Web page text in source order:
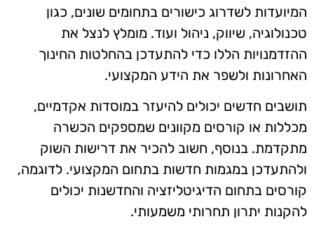
המיועדות לשדרוג כישורים בתחומים שונים, כגון
טכנולוגיה, שיווק, ניהול ועוד. מומלץ לנצל את
ההזדמנויות הללו כדי להתעדכן בהחלטות החינוך
האחרונות ולשפר את הידע המקצועי.
תושבים חדשים יכולים להיעזר במוסדות אקדמיים,
מכללות או קורסים מקוונים שמספקים הכשרה
מתקדמת. בנוסף, חשוב להכיר את דרישות השוק
ולהתעדכן במגמות חדשות בתחום המקצועי. לדוגמה,
קורסים בתחום הדיגיטליזציה והחדשנות יכולים
להקנות יתרון תחרותי משמעותי.